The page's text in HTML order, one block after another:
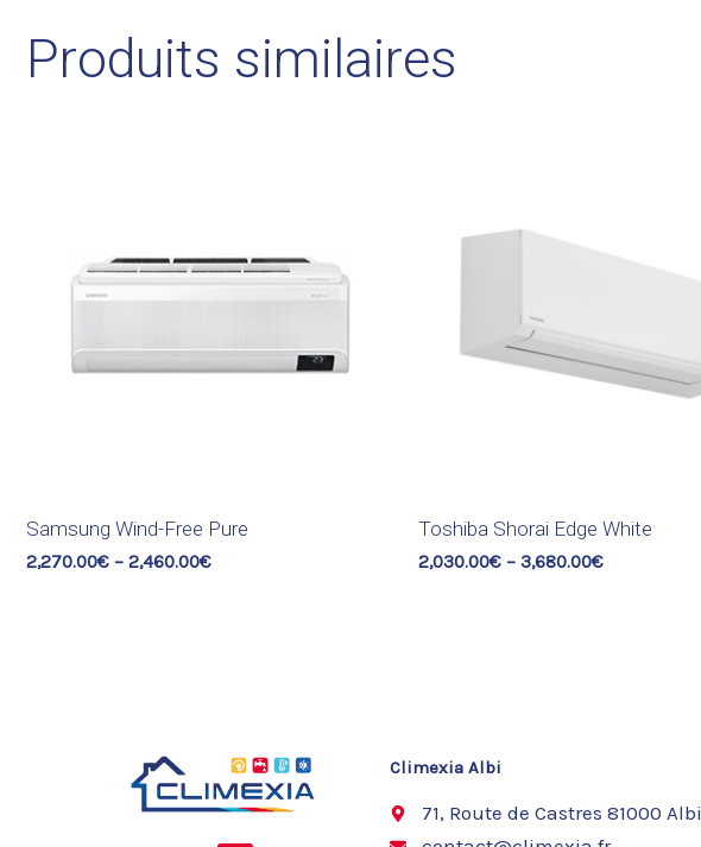
Produits similaires
Samsung Wind-Free Pure
2,270.00€ – 2,460.00€
Toshiba Shorai Edge White
2,030.00€ – 3,680.00€
Climexia Albi
71, Route de Castres 81000 Albi